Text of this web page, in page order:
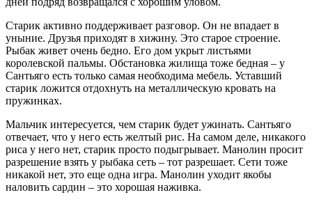
Старик активно поддерживает разговор. Он не впадает в
уныние. Друзья приходят в хижину. Это старое строение.
Рыбак живет очень бедно. Его дом укрыт листьями
королевской пальмы. Обстановка жилища тоже бедная – у
Сантьяго есть только самая необходима мебель. Уставший
старик ложится отдохнуть на металлическую кровать на
пружинках.
Мальчик интересуется, чем старик будет ужинать. Сантьяго
отвечает, что у него есть желтый рис. На самом деле, никакого
риса у него нет, старик просто подыгрывает. Манолин просит
разрешение взять у рыбака сеть – тот разрешает. Сети тоже
никакой нет, это еще одна игра. Манолин уходит якобы
наловить сардин – это хорошая наживка.